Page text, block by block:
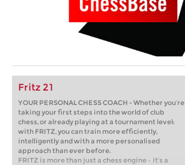
Fritz 21
YOUR PERSONAL CHESS COACH - Whether you’re
taking your first steps into the world of club
chess, or already playing at a tournament level:
with FRITZ, you can train more efficiently,
intelligently and with a more personalised
approach than ever before.
FRITZ is more than just a chess engine – it’s a